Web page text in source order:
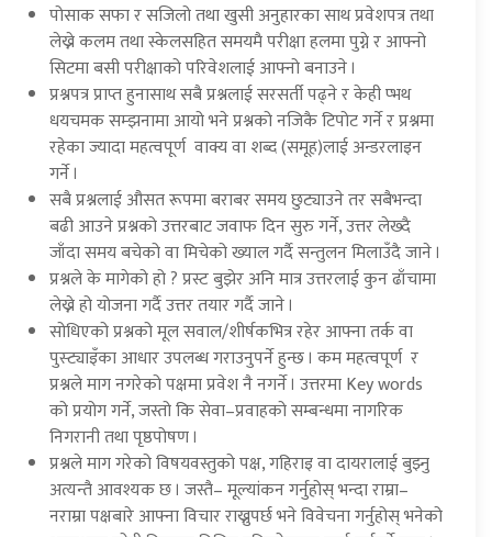
पोसाक सफा र सजिलो तथा खुसी अनुहारका साथ प्रवेशपत्र तथा
लेख्ने कलम तथा स्केलसहित समयमै परीक्षा हलमा पुग्ने र आफ्नो
सिटमा बसी परीक्षाको परिवेशलाई आफ्नो बनाउने ।
प्रश्नपत्र प्राप्त हुनासाथ सबै प्रश्नलाई सरसर्ती पढ्ने र केही प्भथ
धयचमक सम्झनामा आयो भने प्रश्नको नजिकै टिपोट गर्ने र प्रश्नमा
रहेका ज्यादा महत्वपूर्ण वाक्य वा शब्द (समूह)लाई अन्डरलाइन
गर्ने ।
सबै प्रश्नलाई औसत रूपमा बराबर समय छुट्याउने तर सबैभन्दा
बढी आउने प्रश्नको उत्तरबाट जवाफ दिन सुरु गर्ने, उत्तर लेख्दै
जाँदा समय बचेको वा मिचेको ख्याल गर्दै सन्तुलन मिलाउँदै जाने ।
प्रश्नले के मागेको हो ? प्रस्ट बुझेर अनि मात्र उत्तरलाई कुन ढाँचामा
लेख्ने हो योजना गर्दै उत्तर तयार गर्दै जाने ।
सोधिएको प्रश्नको मूल सवाल/शीर्षकभित्र रहेर आफ्ना तर्क वा
पुस्ट्याइँका आधार उपलब्ध गराउनुपर्ने हुन्छ । कम महत्वपूर्ण र
प्रश्नले माग नगरेको पक्षमा प्रवेश नै नगर्ने । उत्तरमा Key words
को प्रयोग गर्ने, जस्तो कि सेवा–प्रवाहको सम्बन्धमा नागरिक
निगरानी तथा पृष्ठपोषण ।
प्रश्नले माग गरेको विषयवस्तुको पक्ष, गहिराइ वा दायरालाई बुझ्नु
अत्यन्तै आवश्यक छ । जस्तै– मूल्यांकन गर्नुहोस् भन्दा राम्रा–
नराम्रा पक्षबारे आफ्ना विचार राख्नुपर्छ भने विवेचना गर्नुहोस् भनेको